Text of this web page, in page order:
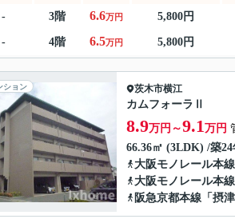
-
3階 6.6万円 5,800円
- 4階 6.5万円 5,800円
ション 茨木市横江
カムフォーラⅡ
8.9万円～9.1万円
66.36㎡ (3LDK) /築
大阪モノレール本線
大阪モノレール本線
阪急京都本線 「 摂